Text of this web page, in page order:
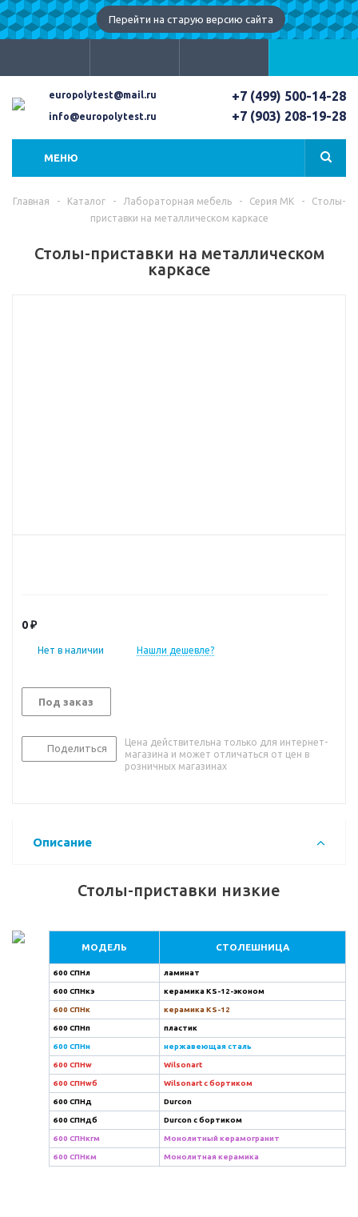
Перейти на старую версию сайта
europolytest@mail.ru
info@europolytest.ru
+7 (499) 500-14-28
+7 (903) 208-19-28
МЕНЮ
Главная - Каталог - Лабораторная мебель - Серия МК -
Столы-
приставки на металлическом каркасе
Столы-приставки на металлическом
каркасе
0 ₽
Нет в наличии Нашли дешевле?
Под заказ
Поделиться
Цена действительна только для интернет-
магазина и может отличаться от цен в
розничных магазинах
Описание
Столы-приставки низкие
МОДЕЛЬ СТОЛЕШНИЦА
600 СПНл ламинат
600 СПНкэ керамика KS-12-эконом
600 СПНк керамика KS-12
600 СПНп пластик
600 СПНн нержавеющая сталь
600 СПНw Wilsonart
600 СПНwб Wilsonart с бортиком
600 СПНд Durcon
600 СПНдб Durcon с бортиком
600 СПНкгм Монолитный керамогранит
600 СПНкм Монолитная керамика